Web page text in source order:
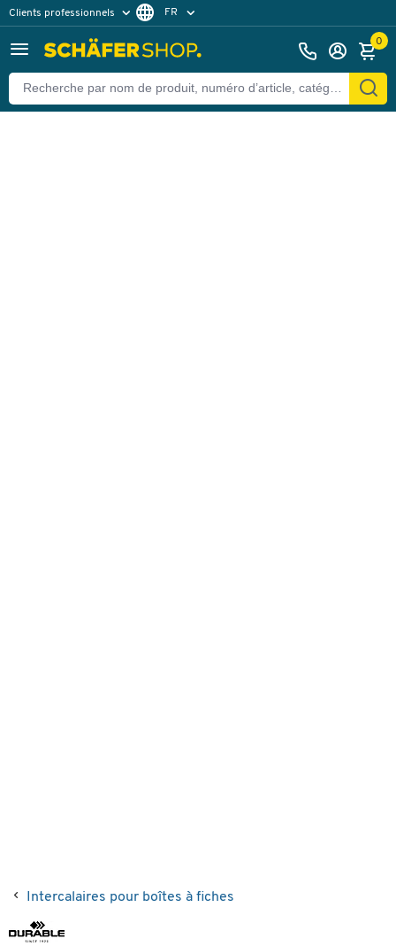
Clients professionnels
Clients particuliers
FR
0
Intercalaires pour boîtes à fiches
Retour